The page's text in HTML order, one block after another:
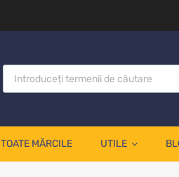
TOATE MĂRCILE UTILE